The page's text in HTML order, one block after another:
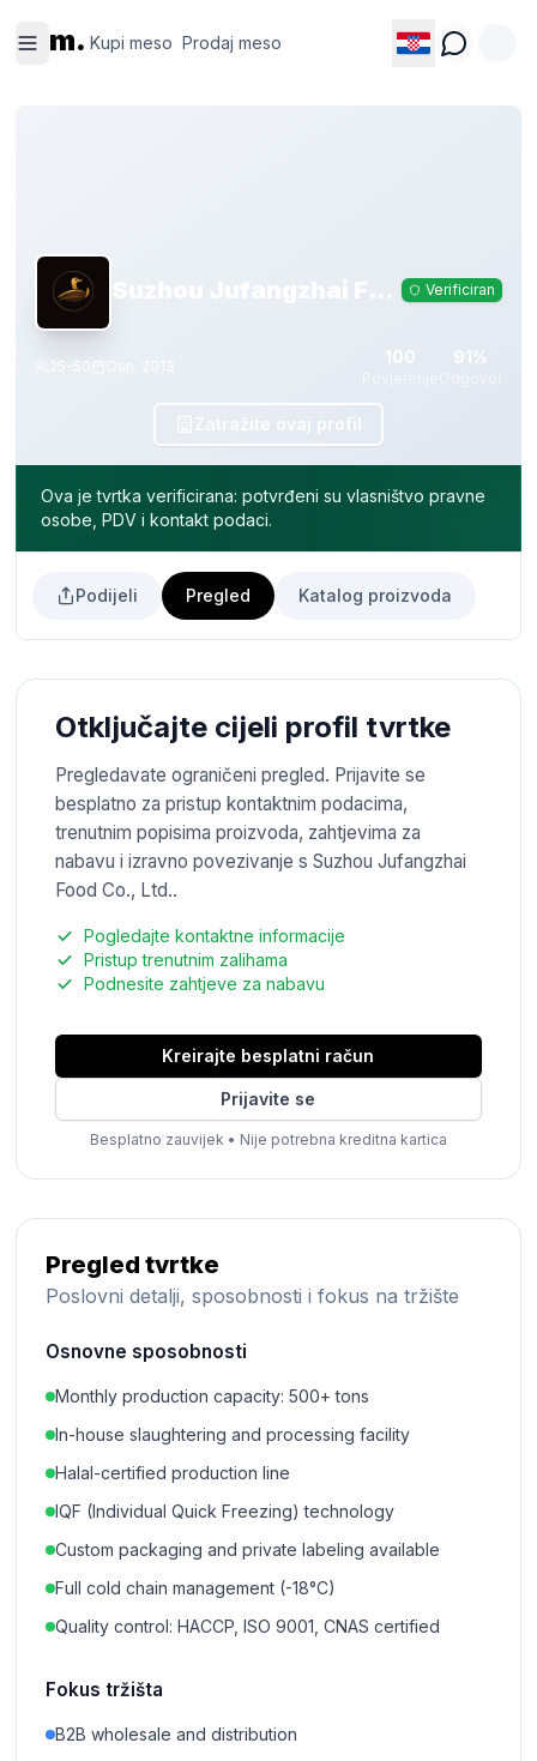
m. Kupi meso Prodaj meso
meso
meso
Suzhou Jufangzhai Food Co., Ltd. Verificiran
25-50 100 91%
Zatražite ovaj profil
Ova je tvrtka verificirana: potvrđeni su vlasništvo pravne
osobe, PDV i kontakt podaci.
Podijeli Pregled Katalog proizvoda
Otključajte cijeli profil tvrtke
Pregledavate ograničeni pregled. Prijavite se
besplatno za pristup kontaktnim podacima,
trenutnim popisima proizvoda, zahtjevima za
nabavu i izravno povezivanje s Suzhou Jufangzhai
Food Co., Ltd..
Pogledajte kontaktne informacije
Pristup trenutnim zalihama
Podnesite zahtjeve za nabavu
Kreirajte besplatni račun
Prijavite se
Besplatno zauvijek • Nije potrebna kreditna kartica
Pregled tvrtke
Poslovni detalji, sposobnosti i fokus na tržište
Osnovne sposobnosti
Monthly production capacity: 500+ tons
In-house slaughtering and processing facility
Halal-certified production line
IQF (Individual Quick Freezing) technology
Custom packaging and private labeling available
Full cold chain management (-18°C)
Quality control: HACCP, ISO 9001, CNAS certified
Fokus tržišta
B2B wholesale and distribution